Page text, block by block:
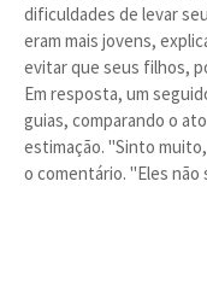
dificuldades de levar
eram mais jovens,
evitar que seus filhos,
Em resposta, um
guias, comparando o
estimação. "Sinto
o comentário. "Eles não